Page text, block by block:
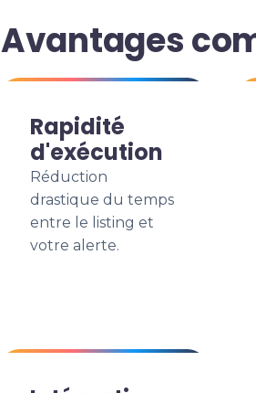
Avantages
Rapidité
d'exécution
Réduction
drastique du temps
entre le listing et
votre alerte.